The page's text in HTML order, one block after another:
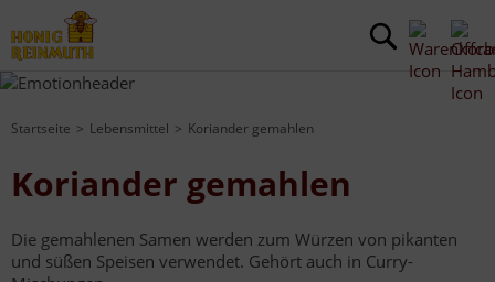
Startseite Lebensmittel Koriander gemahlen
Koriander gemahlen
Die gemahlenen Samen werden zum Würzen von pikanten
und süßen Speisen verwendet. Gehört auch in Curry-